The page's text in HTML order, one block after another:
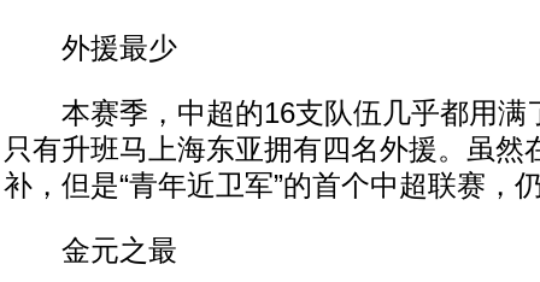
外援最少
本赛季，中超的16支队伍几乎都用满
只有升班马上海东亚拥有四名外援。虽然
补，但是“青年近卫军”的首个中超联赛，
金元之最